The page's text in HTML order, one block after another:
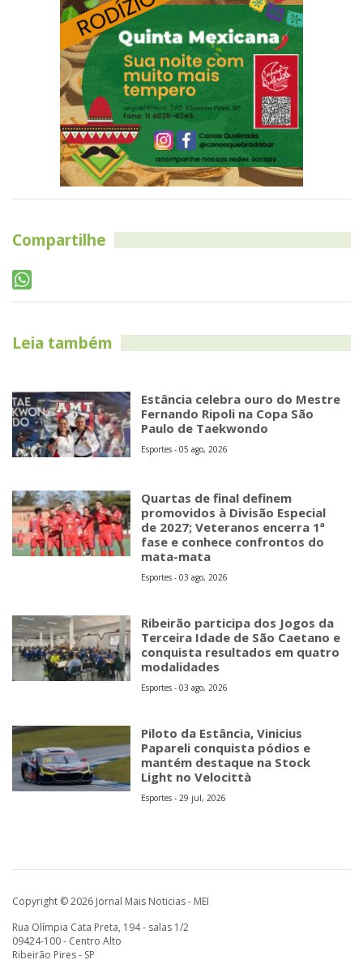
Compartilhe
Leia também
Estância celebra ouro do Mestre
Fernando Ripoli na Copa São
Paulo de Taekwondo
Esportes - 05 ago, 2026
Quartas de final definem
promovidos à Divisão Especial
de 2027; Veteranos encerra 1ª
fase e conhece confrontos do
mata-mata
Esportes - 03 ago, 2026
Ribeirão participa dos Jogos da
Terceira Idade de São Caetano e
conquista resultados em quatro
modalidades
Esportes - 03 ago, 2026
Piloto da Estância, Vinicius
Papareli conquista pódios e
mantém destaque na Stock
Light no Velocittà
Esportes - 29 jul, 2026
Copyright © 2026 Jornal Mais Noticias - MEI
Rua Olímpia Cata Preta, 194 - salas 1/2
09424-100 - Centro Alto
Ribeirão Pires - SP